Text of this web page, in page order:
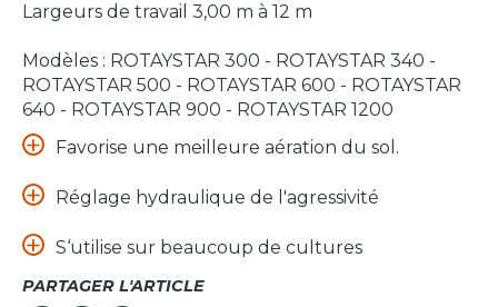
Favorise une meilleure aération du sol.
Réglage hydraulique de l'agressivité
S‘utilise sur beaucoup de cultures
PARTAGER L'ARTICLE
Largeurs de travail 3,00 m à 12 m
Modèles : ROTAYSTAR 300 - ROTAYSTAR 340 -
ROTAYSTAR 500 - ROTAYSTAR 600 - ROTAYSTAR
640 - ROTAYSTAR 900 - ROTAYSTAR 1200